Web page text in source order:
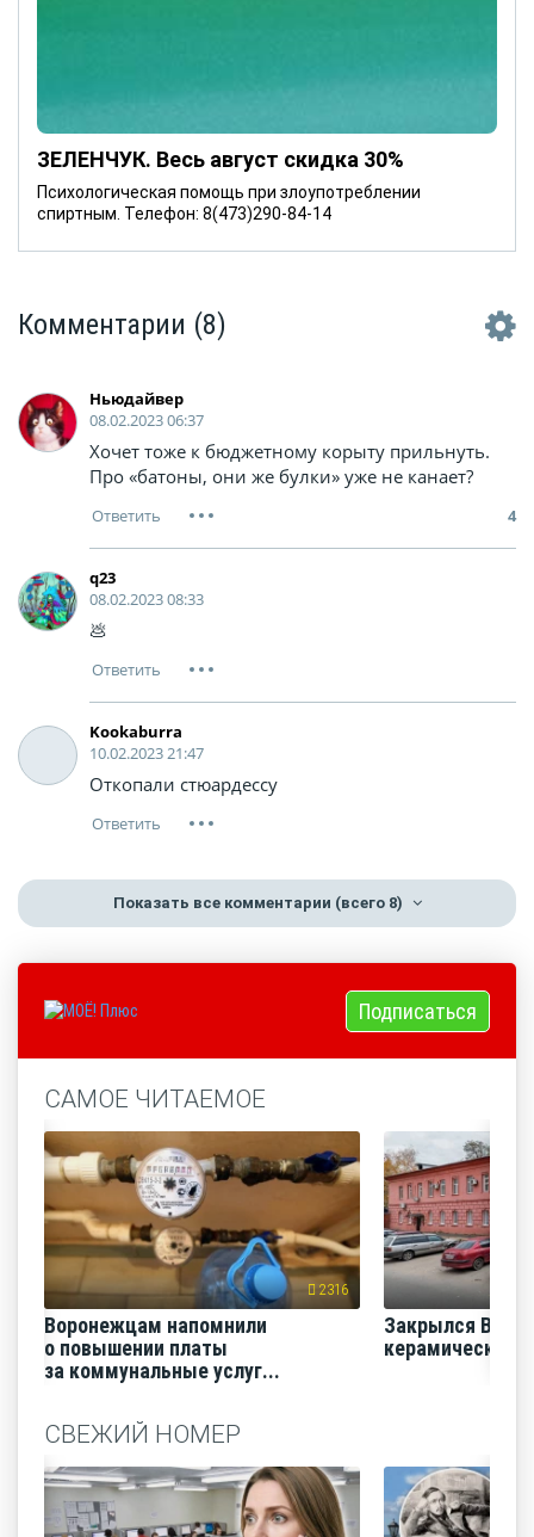
ЗЕЛЕНЧУК. Весь август скидка 30%
Психологическая помощь при злоупотреблении
спиртным. Телефон: 8(473)290-84-14
Комментарии (8)
Ньюдайвер
08.02.2023 06:37
Хочет тоже к бюджетному корыту прильнуть.
Про «батоны, они же булки» уже не канает?
4
q23
08.02.2023 08:33
💩
Kookaburra
10.02.2023 21:47
Откопали стюардессу
Показать все комментарии (всего 8)
Подписаться
САМОЕ ЧИТАЕМОЕ
2316
Воронежцам напомнили
о повышении платы
за коммунальные услуг...
Закрылся
керамический
СВЕЖИЙ НОМЕР